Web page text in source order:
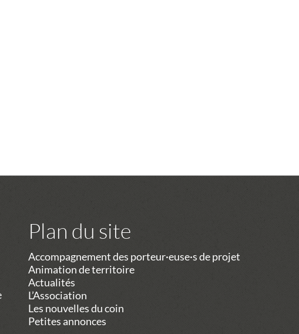
Plan du site
Accompagnement des porteur·euse·s de projet
Animation de territoire
Actualités
L’Association
Les nouvelles du coin
Petites annonces